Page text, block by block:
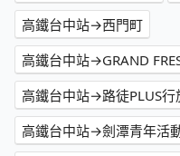
高鐵台中站→西門町
高鐵台中站→GRAND
高鐵台中站→路徒PLUS行
高鐵台中站→劍潭青年活